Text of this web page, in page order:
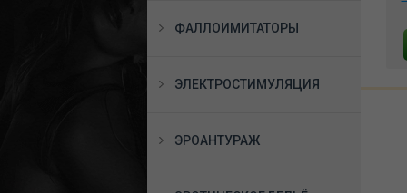
ФАЛЛОИМИТАТОРЫ
ЭЛЕКТРОСТИМУЛЯЦИЯ
ЭРОАНТУРАЖ